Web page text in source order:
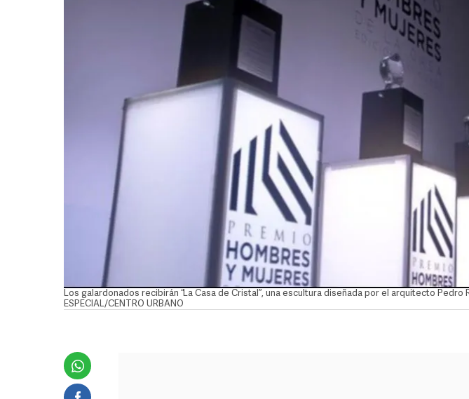
Los galardonados recibirán “La Casa de Cristal”, una escultura diseñada por el arquitecto Pedro
ESPECIAL/CENTRO URBANO